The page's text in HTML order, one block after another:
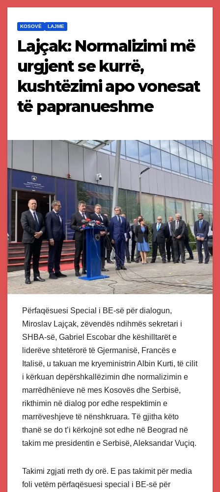
KOSOVË LAJME
Lajçak: Normalizimi më
urgjent se kurrë,
kushtëzimi apo vonesat
të papranueshme
Përfaqësuesi Special i BE-së për dialogun,
Miroslav Lajçak, zëvendës ndihmës sekretari i
SHBA-së, Gabriel Escobar dhe këshilltarët e
liderëve shtetërorë të Gjermanisë, Francës e
Italisë, u takuan me kryeministrin Albin Kurti, të cilit
i kërkuan depërshkallëzimin dhe normalizimin e
marrëdhënieve në mes Kosovës dhe Serbisë,
rikthimin në dialog por edhe respektimin e
marrëveshjeve të nënshkruara. Të gjitha këto
thanë se do t’i kërkojnë sot edhe në Beograd në
takim me presidentin e Serbisë, Aleksandar Vuçiq.
Takimi zgjati rreth dy orë. E pas takimit për media
foli vetëm përfaqësuesi special i BE-së për